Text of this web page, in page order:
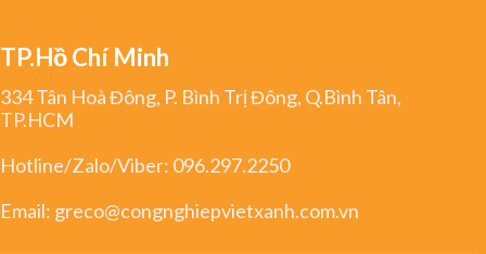
TP.Hồ Chí Minh
334 Tân Hoà Đông, P. Bình Trị Đông, Q.Bình Tân,
TP.HCM
Hotline/Zalo/Viber: 096.297.2250
Email: greco@congnghiepvietxanh.com.vn